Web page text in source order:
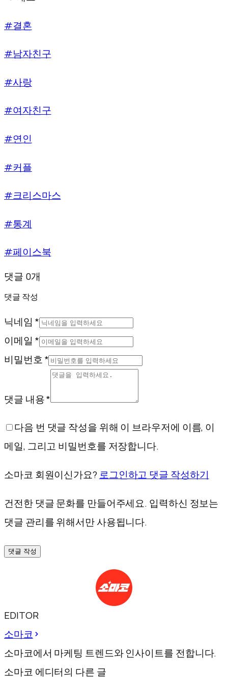
#결혼
#남자친구
#사랑
#여자친구
#연인
#커플
#크리스마스
#통계
#페이스북
댓글 0개
댓글 작성
닉네임 *
이메일 *
비밀번호 *
댓글 내용 *
다음 번 댓글 작성을 위해 이 브라우저에 이름, 이
메일, 그리고 비밀번호를 저장합니다.
소마코 회원이신가요? 로그인하고 댓글 작성하기
건전한 댓글 문화를 만들어주세요. 입력하신 정보는
댓글 관리를 위해서만 사용됩니다.
댓글 작성
EDITOR
소마코
소마코에서 마케팅 트렌드와 인사이트를 전합니다.
소마코 에디터의 다른 글